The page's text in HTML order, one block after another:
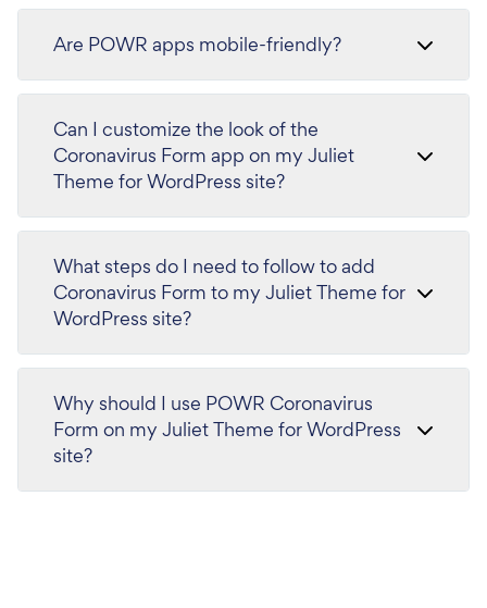
Are POWR apps mobile-friendly?
Can I customize the look of the
Coronavirus Form app on my Juliet
Theme for WordPress site?
What steps do I need to follow to add
Coronavirus Form to my Juliet Theme for
WordPress site?
Why should I use POWR Coronavirus
Form on my Juliet Theme for WordPress
site?